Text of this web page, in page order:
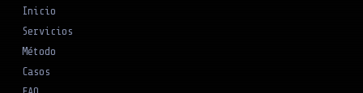
Inicio
Servicios
Método
Casos